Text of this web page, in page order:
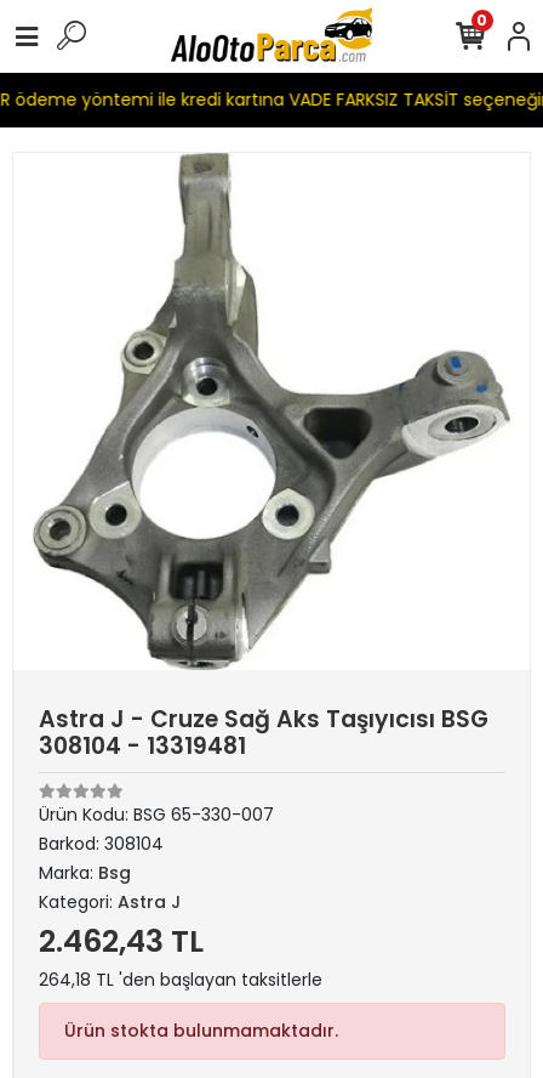
ödeme yöntemi ile kredi kartına VADE FARKSIZ TAKSİT
0
Astra J - Cruze Sağ Aks Taşıyıcısı BSG
308104 - 13319481
Ürün Kodu: BSG 65-330-007
Barkod: 308104
Marka: Bsg
Kategori: Astra J
2.462,43 TL
264,18 TL 'den başlayan taksitlerle
Ürün stokta bulunmamaktadır.